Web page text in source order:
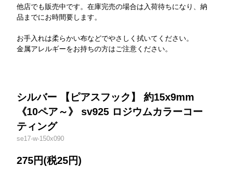
他店でも販売中です。在庫完売の場合は入荷待ちになり、納
品までにお時間要します。
お手入れは柔らかい布などでやさしく拭いてください。
金属アレルギーをお持ちの方はご注意ください。
シルバー 【ピアスフック】 約15x9mm
《10ペア～》 sv925 ロジウムカラーコー
ティング
se17-w-150x090
275円(税25円)